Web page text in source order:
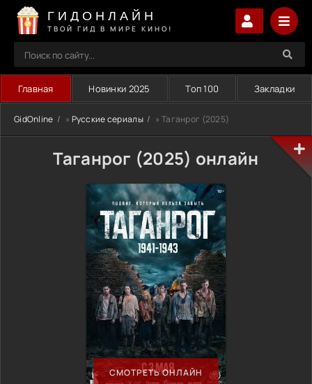
ГИДОНЛАЙН
ТВОЙ ГИД В МИРЕ КИНО!
Главная Новинки 2025 Топ 100 Закладки
GidOnline » Русские сериалы » Таганрог (2025)
Таганрог (2025) онлайн
СМОТРЕТЬ ОНЛАЙН